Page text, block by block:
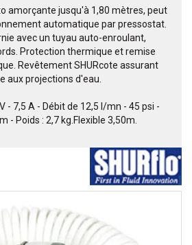
amorçante jusqu'à 1,80 mètres, peut
automatique par pressostat.
avec un tuyau auto-enroulant,
Protection thermique et remise
Revêtement SHURcote assurant
aux projections d'eau.
- 7,5 A - Débit de 12,5 l/mn - 45 psi -
- Poids : 2,7 kg.Flexible 3,50m.